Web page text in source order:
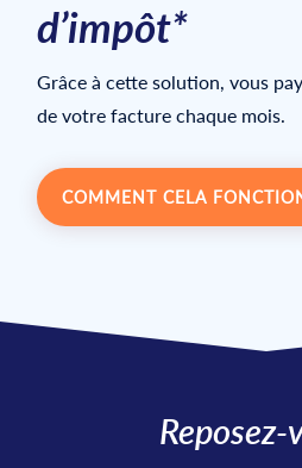
d’impôt*
Grâce à cette solution, vous
de votre facture chaque mois.
COMMENT CELA
Reposez-